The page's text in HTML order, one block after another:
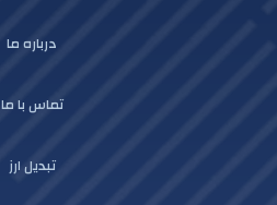
درباره ما
تماس با ما
تبدیل ارز